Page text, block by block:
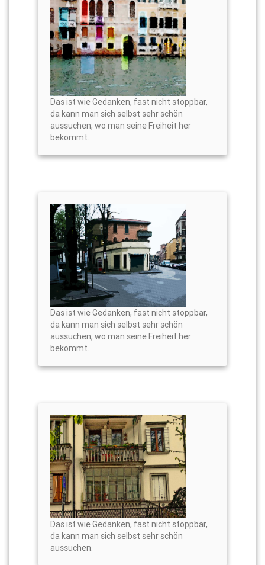
Das ist wie Gedanken, fast nicht stoppbar,
da kann man sich selbst sehr schön
aussuchen, wo man seine Freiheit her
bekommt.
Das ist wie Gedanken, fast nicht stoppbar,
da kann man sich selbst sehr schön
aussuchen, wo man seine Freiheit her
bekommt.
Das ist wie Gedanken, fast nicht stoppbar,
da kann man sich selbst sehr schön
aussuchen.